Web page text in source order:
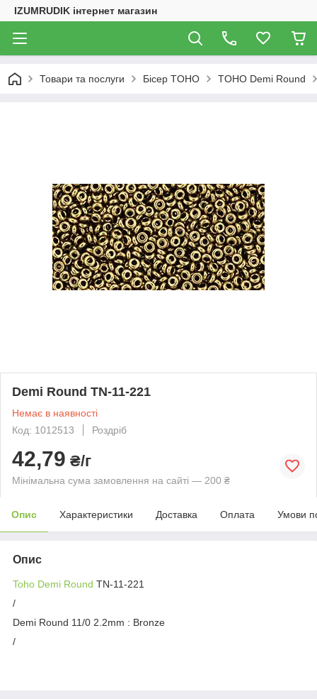
IZUMRUDIK інтернет магазин
Товари та послуги Бісер TOHO TOHO Demi Round
Demi Round TN-11-221
Немає в наявності
Код: 1012513
Роздріб
42,79 ₴/г
Мінімальна сума замовлення на сайті — 200 ₴
Опис Характеристики Доставка Оплата Умови
Опис
Toho Demi Round TN-11-221
/
Demi Round 11/0 2.2mm : Bronze
/